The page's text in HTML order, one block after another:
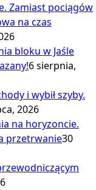
Zamiast pociągów
na czas
bloku w Jaśle
6 sierpnia,
i wybił szyby.
2026
na horyzoncie.
przetrwanie30